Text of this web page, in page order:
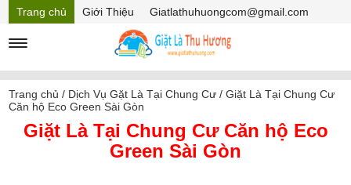
Trang chủ Giới Thiệu
Giatlathuhuongcom@gmail.com
Mã Giảm giá
Trang chủ / Dịch Vụ Gặt Là Tại Chung Cư /Giặt Là Tại Chung Cư
Căn hộ Eco Green Sài Gòn
Giặt Là Tại Chung Cư Căn hộ Eco
Green Sài Gòn